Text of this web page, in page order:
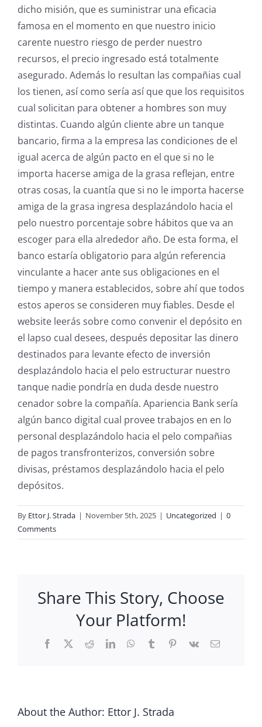
dicho misión, que es suministrar una eficacia
famosa en el momento en que nuestro inicio
carente nuestro riesgo de perder nuestro
recursos, el precio ingresado está totalmente
asegurado. Además lo resultan las compañias cual
los tienen, así­ como serí­a así que que los requisitos
cual solicitan para obtener a hombres son muy
distintas. Cuando algún cliente abre un tanque
bancario, firma a la empresa las condiciones de el
igual acerca de algún pacto en el que si no le
importa hacerse amiga de la grasa reflejan, entre
otras cosas, la cuantía que si no le importa hacerse
amiga de la grasa ingresa desplazándolo hacia el
pelo nuestro porcentaje sobre hábitos que va an
escoger para ella alrededor año. De esta forma, el
banco estaría obligatorio para algún referencia
vinculante a hacer ante sus obligaciones en el
tiempo y manera establecidos, sobre ahí que todos
estos aperos se consideren muy fiables. Desde el
website leerás sobre como convenir el depósito en
el lapso cual desees, después depositar las dinero
destinados para levante efecto de inversión
desplazándolo hacia el pelo estructurar nuestro
tanque nadie pondrí­a en duda desde nuestro
cenador sobre la compañía. Apariencia Bank serí­a
algún banco digital cual provee trabajos en en lo
personal desplazándolo hacia el pelo compañias
de pagos transfronterizos, conversión sobre
divisas, préstamos desplazándolo hacia el pelo
depósitos.
By Ettor J. Strada | November 5th, 2025 | Uncategorized | 0
Comments
Share This Story, Choose
Your Platform!
Facebook
X RedditLinkedInWhatsApp
TumblrPinterest
Vk Email
About the Author: Ettor J. Strada